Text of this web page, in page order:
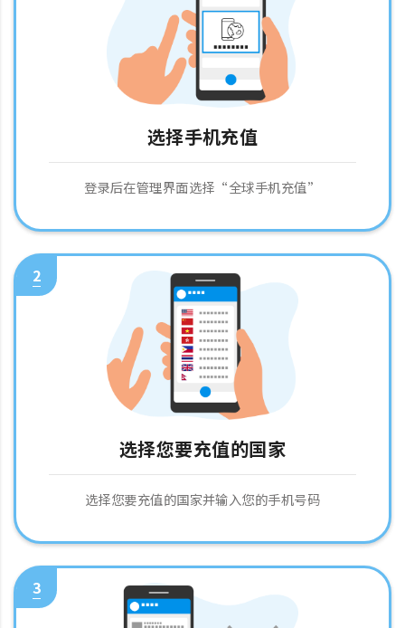
选择手机充值
登录后在管理界面选择“全球手机充值”
2
选择您要充值的国家
选择您要充值的国家并输入您的手机号码
3